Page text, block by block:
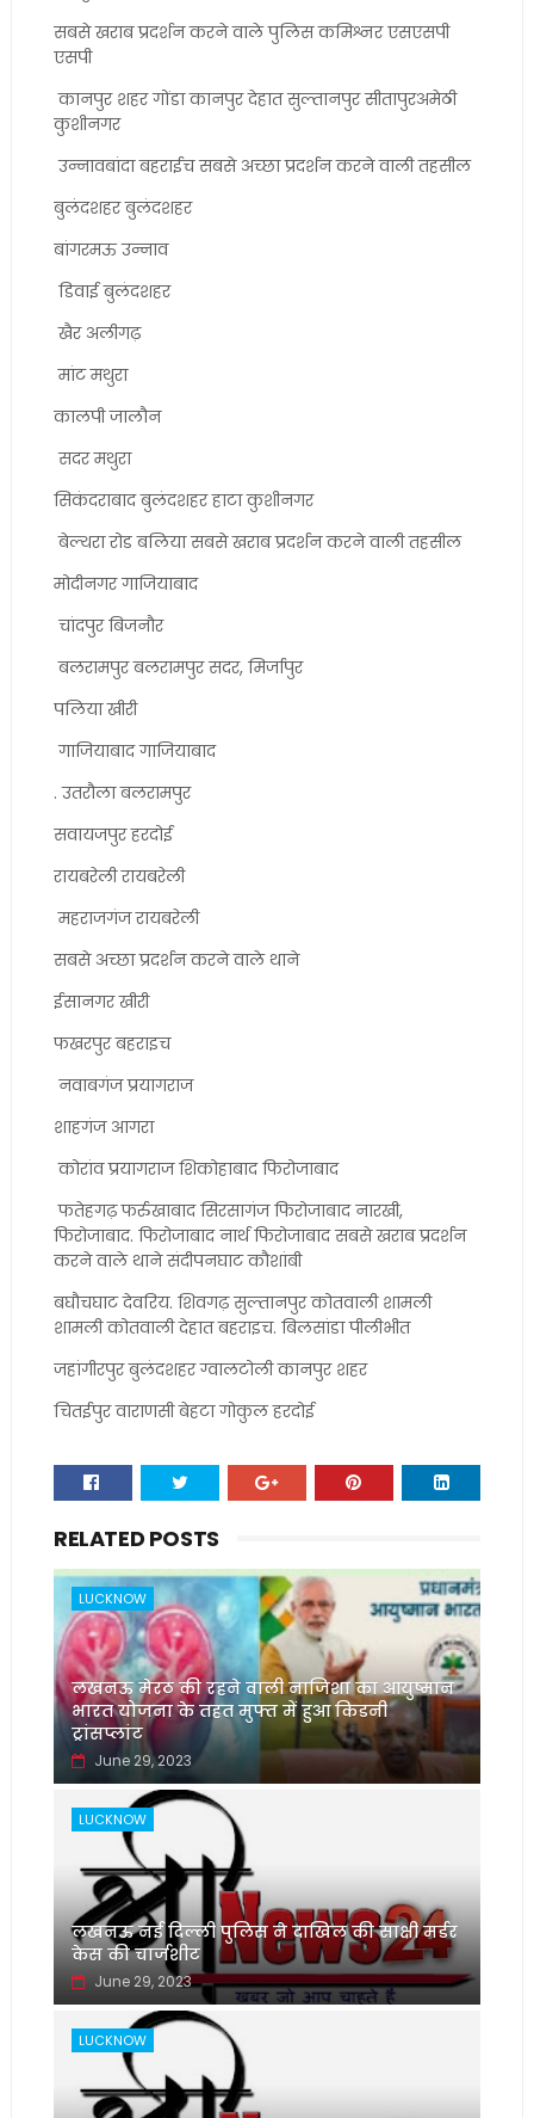
सबसे खराब प्रदर्शन करने वाले पुलिस कमिश्नर एसएसपी
एसपी
कानपुर शहर गोंडा कानपुर देहात सुल्तानपुर सीतापुरअमेठी
कुशीनगर
उन्नावबांदा बहराईच सबसे अच्छा प्रदर्शन करने वाली तहसील
बुलंदशहर बुलंदशहर
बांगरमऊ उन्नाव
डिवाई बुलंदशहर
खैर अलीगढ़
मांट मथुरा
कालपी जालौन
सदर मथुरा
सिकंदराबाद बुलंदशहर हाटा कुशीनगर
बेल्थरा रोड बलिया सबसे खराब प्रदर्शन करने वाली तहसील
मोदीनगर गाजियाबाद
चांदपुर बिजनौर
बलरामपुर बलरामपुर सदर, मिर्जापुर
पलिया खीरी
गाजियाबाद गाजियाबाद
. उतरौला बलरामपुर
सवायजपुर हरदोई
रायबरेली रायबरेली
महराजगंज रायबरेली
सबसे अच्छा प्रदर्शन करने वाले थाने
ईसानगर खीरी
फखरपुर बहराइच
नवाबगंज प्रयागराज
शाहगंज आगरा
कोरांव प्रयागराज शिकोहाबाद फिरोजाबाद
फतेहगढ़ फर्रुखाबाद सिरसागंज फिरोजाबाद नारखी,
फिरोजाबाद. फिरोजाबाद नार्थ फिरोजाबाद सबसे खराब प्रदर्शन
करने वाले थाने संदीपनघाट कौशांबी
बघौचघाट देवरिय. शिवगढ़ सुल्तानपुर कोतवाली शामली
शामली कोतवाली देहात बहराइच. बिलसांडा पीलीभीत
जहांगीरपुर बुलंदशहर ग्वालटोली कानपुर शहर
चितईपुर वाराणसी बेहटा गोकुल हरदोई
RELATED POSTS
LUCKNOW
लखनऊ मेरठ की रहने वाली नाजिशा का आयुष्मान
भारत योजना के तहत मुफ्त में हुआ किडनी
ट्रांसप्लांट
June 29, 2023
LUCKNOW
लखनऊ नई दिल्ली पुलिस ने दाखिल की साक्षी मर्डर
केस की चार्जशीट
June 29, 2023
LUCKNOW